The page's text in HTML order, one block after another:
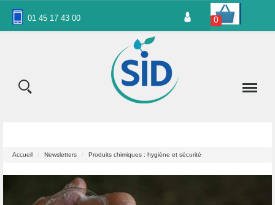
01 45 17 43 00 0
Accueil Newsletters Produits chimiques : hygiène et sécurité